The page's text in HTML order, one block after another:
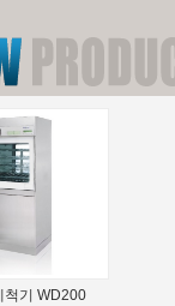
Module 6000
(펌..
척기 WD200